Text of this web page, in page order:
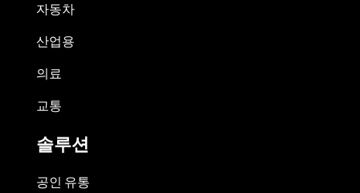
자동차
산업용
의료
교통
솔루션
공인 유통